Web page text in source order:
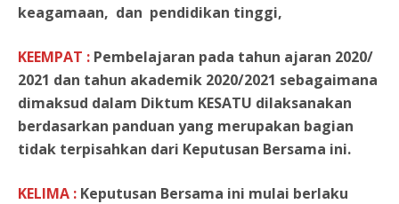
keagamaan, dan pendidikan tinggi,
KEEMPAT : Pembelajaran pada tahun ajaran 2020/
2021 dan tahun akademik 2020/2021 sebagaimana
dimaksud dalam Diktum KESATU dilaksanakan
berdasarkan panduan yang merupakan bagian
tidak terpisahkan dari Keputusan Bersama ini.
KELIMA : Keputusan Bersama ini mulai berlaku